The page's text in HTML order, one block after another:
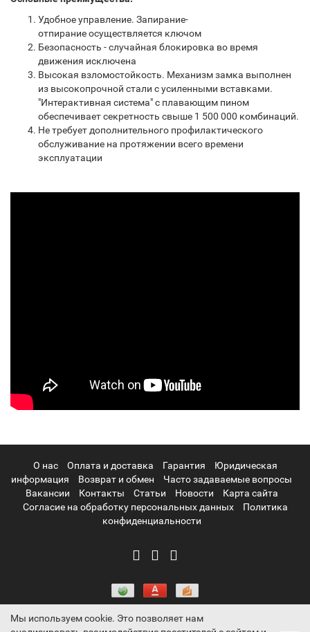
Удобное управление. Запирание-
отпирание осуществляется ключом
Безопасность - случайная блокировка во время
движения исключена
Высокая взломостойкость. Механизм замка выполнен
из высокопрочной стали с усиленными вставками.
"Интерактивная система" с плавающим пином
обеспечивает секретность свыше 1 500 000 комбинаций.
Не требует дополнительного профилактического
обслуживание на протяжении всего времени
эксплуатации
О нас Оплата и доставка Гарантия
Юридическая
информация
Возврат и обмен
Часто задаваемые вопросы
Вакансии
Контакты Статьи Новости
Карта сайта
Согласие на обработку персональных данных
Политика
конфиденциальности
Мы используем cookie. Это позволяет нам